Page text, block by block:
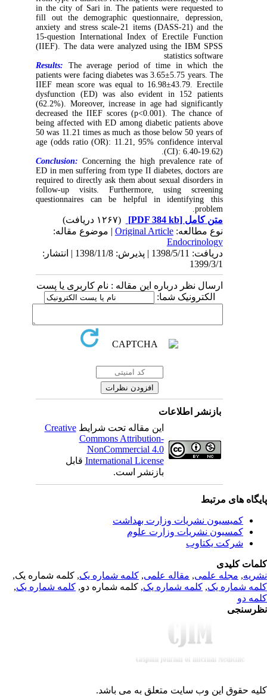
in the city of Sari in. The patients were requested to
fill out the demographic questionnaire, depression,
anxiety and stress scale-21 items (DASS-21) and the
15-question International Index of Erectile Function
(IIEF). The data were analyzed using the IBM SPSS
statistics software
Results:The average period of time in which the
patients were facing diabetes was 3.65±5.75 years. The
IIEF mean score was equal to 16.98±43.79. Erectile
dysfunction (ED) was also evident in 152 patients
(62.2%). Moreover, increase in age had significantly
decreased the IIEF scores (p<0.001). The chance of
being affected with ED among diabetic patients above
50 was 11.21 times as much as those below 50 years of
age (odds ratio (OR): 11.21, 95% confidence interval
(CI): 6.40-19.62).
Conclusion:Concerning the high prevalence rate of
ED in men suffering from type II diabetes, doctors are
required to directly ask them about sexual disorders in
follow-up visits. Furthermore, using screening
questionnaires can be helpful in identifying this
problem.
متن کامل[PDF 384 kb]
نوع مطالعه:Original Article| موضوع مقاله:
Endocrinology
دریافت: 1398/5/11 | پذیرش: 1398/11/8 | انتشار:
1399/3/1
ارسال نظر درباره این مقاله : نام کاربری یا پست
الکترونیک شما:
بازنشر اطلاعات
این مقاله تحت شرایطCreative
Commons Attribution-
NonCommercial 4.0
International Licenseقابل
بازنشر است.
های مرتبط
کمیسیون نشریات وزارت بهداشت
کمسیون نشریات وزارت علوم
شرکت یکتاوب
کلیدی
,مجله علمی, مقاله علمی, کلمه شماره یک, کلمه شماره یک,
شماره یک,کلمه شماره یک, کلمه شماره دو,کلمه شماره یک,
دو
حقوق این وب سایت متعلق بهمی باشد.